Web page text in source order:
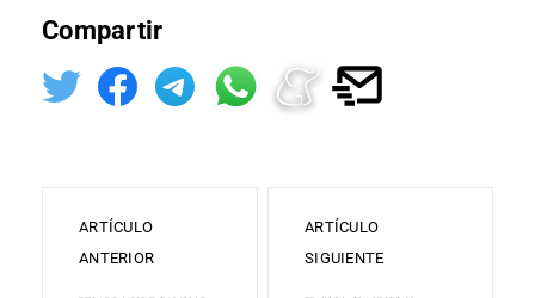
Compartir
ARTÍCULO
ANTERIOR
ARTÍCULO
SIGUIENTE